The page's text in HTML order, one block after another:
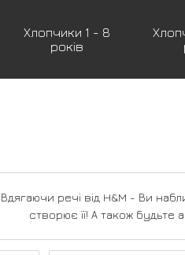
Хлопчики 1 - 8
років
Вдягаючи речі від H&M - Ви
створює її! А також будьте